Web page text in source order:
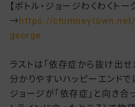
【ボトル・ジョージわくわくトー
→https://
george
ラストは「依存症から抜け出せ
分かりやすいハッピーエンドで
ジョージが「依存症」と向き合